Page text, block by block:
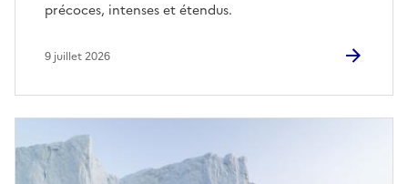
précoces, intenses et étendus.
9 juillet 2026